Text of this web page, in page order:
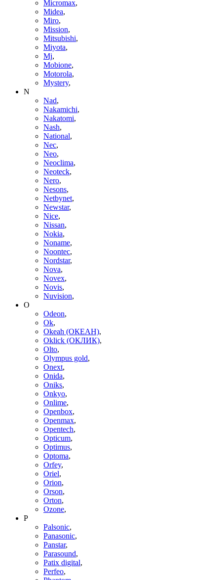
Micromax,
Midea,
Miro,
Mission,
Mitsubishi,
Miyota,
Mj,
Mobione,
Motorola,
Mystery,
N
Nad,
Nakamichi,
Nakatomi,
Nash,
National,
Nec,
Neo,
Neoclima,
Neoteck,
Nero,
Nesons,
Netbynet,
Newstar,
Nice,
Nissan,
Nokia,
Noname,
Noontec,
Nordstar,
Nova,
Novex,
Novis,
Nuvision,
O
Odeon,
Ok,
Okeah (ОКЕАН),
Oklick (ОКЛИК),
Olto,
Olympus gold,
Onext,
Onida,
Oniks,
Onkyo,
Onlime,
Openbox,
Openmax,
Opentech,
Opticum,
Optimus,
Optoma,
Orfey,
Oriel,
Orion,
Orson,
Orton,
Ozone,
P
Palsonic,
Panasonic,
Panstar,
Parasound,
Patix digital,
Perfeo,